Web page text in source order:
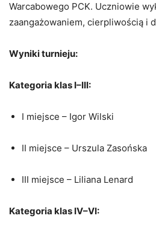
Warcabowego PCK. Uczniowie
zaangażowaniem, cierpliwością i
Wyniki turnieju:
Kategoria klas I–III:
I miejsce – Igor Wilski
II miejsce – Urszula Zasońska
III miejsce – Liliana Lenard
Kategoria klas IV–VI: